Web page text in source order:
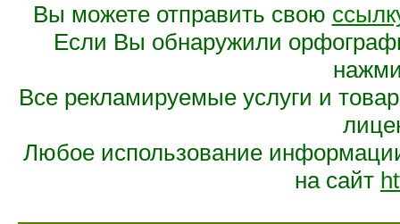
Вы можете отправить свою
Если Вы обнаружили
Все рекламируемые услуги и
Любое использование
на сайт